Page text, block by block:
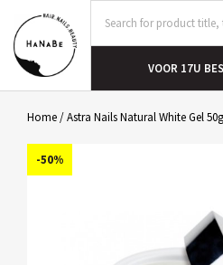
VOOR 17U
Home/Astra Nails Natural White Gel
-50%